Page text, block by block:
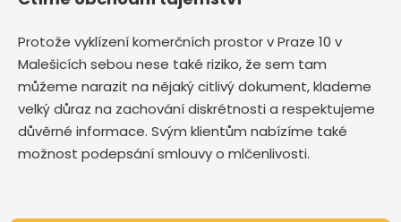
Protože vyklízení komerčních prostor v Praze 10 v
Malešicích sebou nese také riziko, že sem tam
můžeme narazit na nějaký citlivý dokument, klademe
velký důraz na zachování diskrétnosti a respektujeme
důvěrné informace. Svým klientům nabízíme také
možnost podepsání smlouvy o mlčenlivosti.